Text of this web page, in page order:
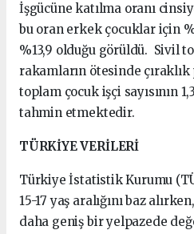
İşgücüne katılma oranı
bu oran erkek çocuklar için
%13,9 olduğu görüldü. Sivil
rakamların ötesinde
toplam çocuk işçi sayısının
tahmin etmektedir.
TÜRKİYE VERİLERİ
Türkiye İstatistik Kurumu
15-17 yaş aralığını baz
daha geniş bir yelpazede